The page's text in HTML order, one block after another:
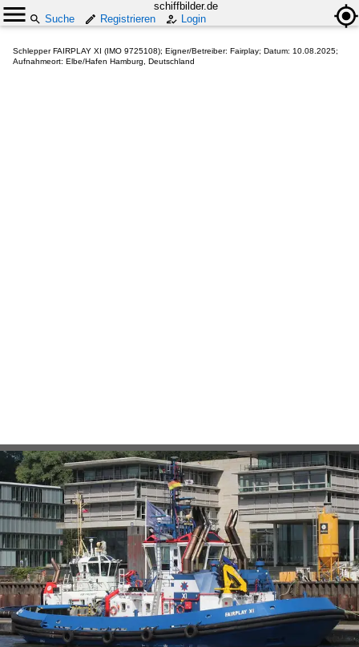
schiffbilder.de
Suche
Registrieren Login
Schlepper FAIRPLAY XI (IMO 9725108); Eigner/Betreiber: Fairplay; Datum: 10.08.2025;
Aufnahmeort: Elbe/Hafen Hamburg, Deutschland